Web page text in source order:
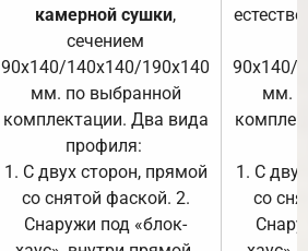
камерной сушки,
сечением
90х140/140х140/190х140
мм. по выбранной
комплектации. Два вида
профиля:
1. С двух сторон, прямой
со снятой фаской. 2.
Снаружи под «блок-
90х140/
мм.
1. С
со